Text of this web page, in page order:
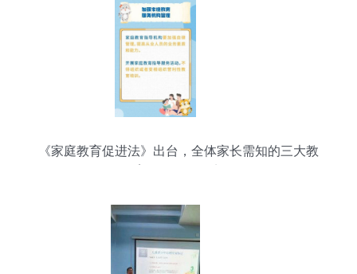
《家庭教育促进法》出台，全体家长需知的三大教